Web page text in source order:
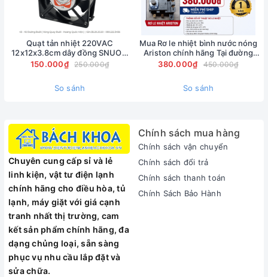
Đường kính mũi khoan 40mm
Thông tin chung
Trọng lượng sản phẩm 6,8kg
Thương hiệu Đức
Bảo hành 12 tháng
Quạt tản nhiệt 220VAC
12x12x3.8cm dây đồng SNUON
chính hãng
150.000₫ 250.000₫
So sánh
Mua Rơ le nhiệt bình nước nóng
Ariston chính hãng Tại đường
Nguyễn Phong Sắc -
0902223456
380.000₫ 450.000₫
So sánh
Chuyên cung cấp sỉ và lẻ
linh kiện, vật tư điện lạnh
chính hãng cho điều hòa, tủ
lạnh, máy giặt với giá cạnh
tranh nhất thị trường, cam
kết sản phẩm chính hãng, đa
dạng chủng loại, sẵn sàng
phục vụ nhu cầu lắp đặt và
sửa chữa.
Chính sách mua hàng
Chính sách vận chuyển
Chính sách đổi trả
Chính sách thanh toán
Chính Sách Bảo Hành